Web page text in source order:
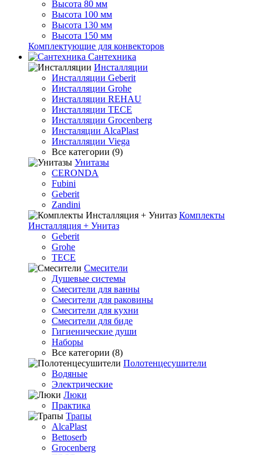
Высота 80 мм
Высота 100 мм
Высота 130 мм
Высота 150 мм
Комплектующие для конвекторов
Сантехника
Инсталляции
Инсталляции Geberit
Инсталляции Grohe
Инсталляции REHAU
Инсталляции TECE
Инсталляции Grocenberg
Инсталяции AlcaPlast
Инсталляции Viega
Все категории (9)
Унитазы
CERONDA
Fubini
Geberit
Zandini
Комплекты
Инсталляция + Унитаз
Geberit
Grohe
TECE
Смесители
Душевые системы
Смесители для ванны
Смесители для раковины
Смесители для кухни
Смесители для биде
Гигиенические души
Наборы
Все категории (8)
Полотенцесушители
Водяные
Электрические
Люки
Практика
Трапы
AlcaPlast
Bettoserb
Grocenberg